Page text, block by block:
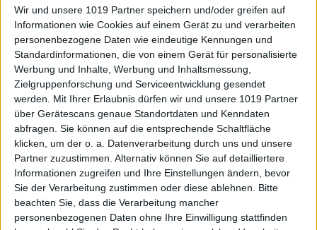
Wir und unsere 1019 Partner speichern und/oder greifen auf
Informationen wie Cookies auf einem Gerät zu und verarbeiten
personenbezogene Daten wie eindeutige Kennungen und
Standardinformationen, die von einem Gerät für personalisierte
Werbung und Inhalte, Werbung und Inhaltsmessung,
Zielgruppenforschung und Serviceentwicklung gesendet
werden.
Mit Ihrer Erlaubnis dürfen wir und unsere 1019 Partner
über Gerätescans genaue Standortdaten und Kenndaten
abfragen. Sie können auf die entsprechende Schaltfläche
klicken, um der o. a. Datenverarbeitung durch uns und unsere
Partner zuzustimmen. Alternativ können Sie auf detailliertere
Informationen zugreifen und Ihre Einstellungen ändern, bevor
Sie der Verarbeitung zustimmen oder diese ablehnen.
Bitte
beachten Sie, dass die Verarbeitung mancher
personenbezogenen Daten ohne Ihre Einwilligung stattfinden